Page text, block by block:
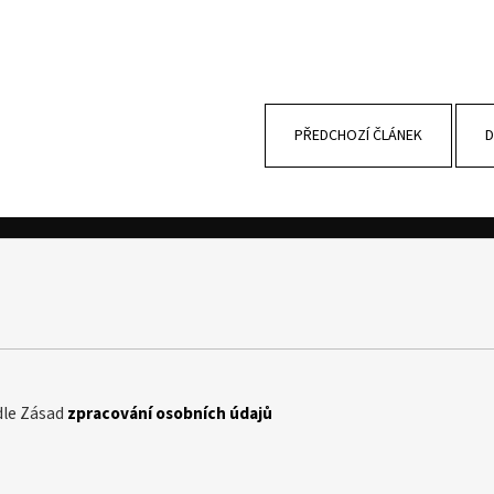
PŘEDCHOZÍ ČLÁNEK
Zásad zpracování osobních údajů